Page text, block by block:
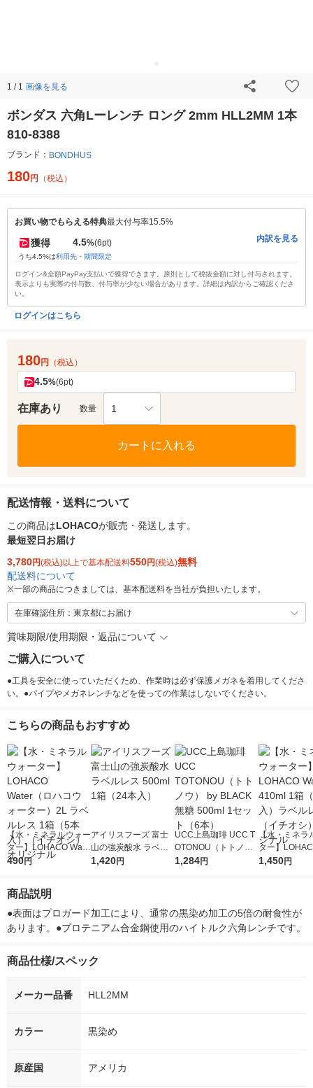
1 / 1 画像を見る
ボンダス 六角Lーレンチ ロング 2mm HLL2MM 1本
810-8388
ブランド： BONDHUS
180円 （税込）
お買い物でもらえる特典最大付与率15.5%
獲得 4.5%(6pt)
うち4.5%は利用先・期間限定
内訳を見る
ログイン&全額PayPay支払いで獲得できます。原則として税抜金額に対し付与されます。
表示よりも実際の付与数、付与率が少ない場合があります。詳細は内訳からご確認くださ
い。
ログインはこちら
180円 （税込）
4.5%(6pt)
在庫あり 数量 1
カートに入れる
配送情報・送料について
この商品はLOHACOが販売・発送します。
最短翌日お届け
3,780円(税込)以上で基本配送料550円(税込)無料
配送料について
※一部の商品につきましては、基本配送料を当社が負担いたします。
在庫確認住所：東京都にお届け
賞味期限/使用期限・返品について
ご購入について
●工具を安全に使っていただくため、作業時は必ず保護メガネを着用してくださ
い。●パイプやメガネレンチなどを使っての作業はしないでください。
こちらの商品もおすすめ
【水・ミネラルウォー
ター】LOHACO Wate
r（ロハコウォータ
シ） オリジナル
490円
アイリスフーズ 富士
山の強炭酸水 ラベル
レス 500ml 1箱（24
1,420円
UCC上島珈琲 UCC T
OTONOU（トトノ
ウ） by BLACK無糖 5
1,284円
【水・ミネラ
ター】
r 410ml 1箱（
1,450円
商品説明
●表面はプロガード加工により、通常の黒染め加工の5倍の耐食性が
あります。●プロテニアム合金鋼使用のハイトルク六角レンチです。
商品仕様/スペック
メーカー品番 HLL2MM
カラー 黒染め
原産国 アメリカ